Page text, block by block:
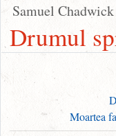
Samuel Chadwick
Drumul
Moartea